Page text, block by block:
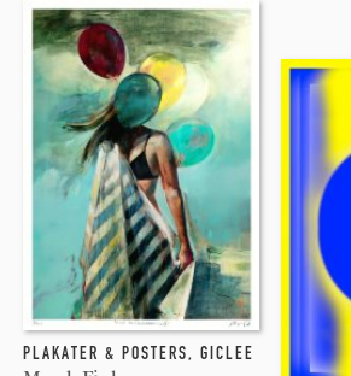
PLAKATER & POSTERS, GICLEE